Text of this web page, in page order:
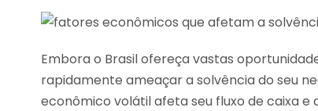
Embora o Brasil ofereça vastas
rapidamente ameaçar a solvência do seu
econômico volátil afeta seu fluxo de caixa e